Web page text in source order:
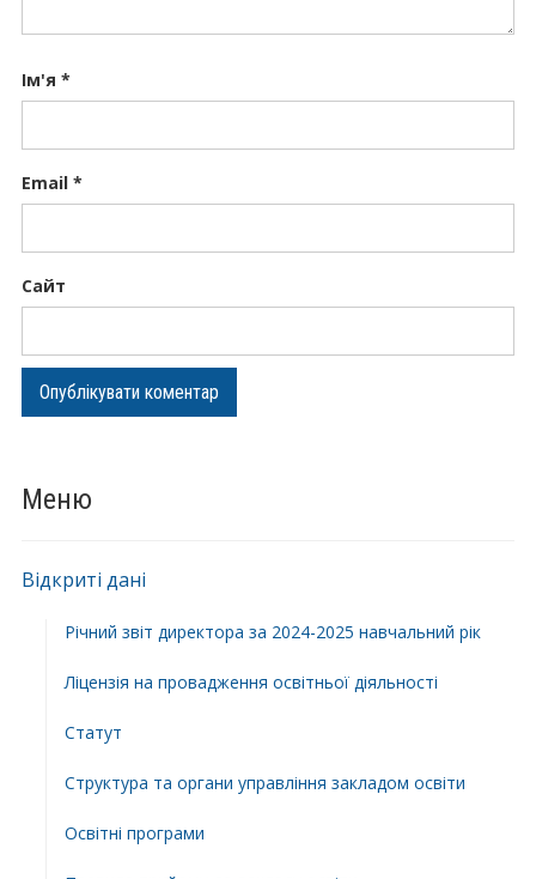
Меню
Відкриті дані
Річний звіт директора за 2024-2025 навчальний рік
Ліцензія на провадження освітньої діяльності
Статут
Структура та органи управління закладом освіти
Освiтнi програми
Ім'я *
Email *
Сайт